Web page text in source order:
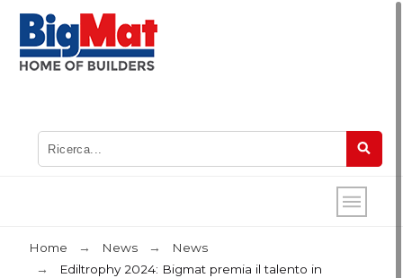
Home News
News
Ediltrophy 2024: Bigmat premia il talento in